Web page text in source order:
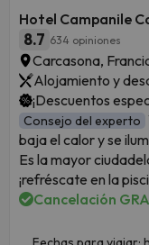
Hotel Campanile
8.7 634 opiniones
Carcasona,
Alojamiento y
¡Descuentos
Consejo del experto
baja el calor y se
Es la mayor
¡refréscate en la
Cancelación